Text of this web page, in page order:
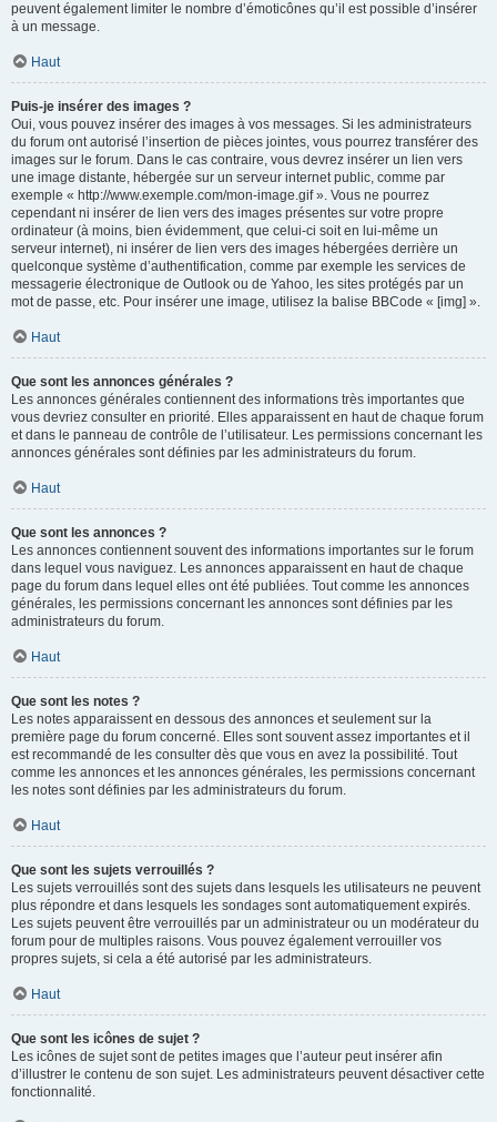
peuvent également limiter le nombre d’émoticônes qu’il est possible d’insérer
à un message.
Haut
Puis-je insérer des images ?
Oui, vous pouvez insérer des images à vos messages. Si les administrateurs
du forum ont autorisé l’insertion de pièces jointes, vous pourrez transférer des
images sur le forum. Dans le cas contraire, vous devrez insérer un lien vers
une image distante, hébergée sur un serveur internet public, comme par
exemple « http://www.exemple.com/mon-image.gif ». Vous ne pourrez
cependant ni insérer de lien vers des images présentes sur votre propre
ordinateur (à moins, bien évidemment, que celui-ci soit en lui-même un
serveur internet), ni insérer de lien vers des images hébergées derrière un
quelconque système d’authentification, comme par exemple les services de
messagerie électronique de Outlook ou de Yahoo, les sites protégés par un
mot de passe, etc. Pour insérer une image, utilisez la balise BBCode « [img] ».
Haut
Que sont les annonces générales ?
Les annonces générales contiennent des informations très importantes que
vous devriez consulter en priorité. Elles apparaissent en haut de chaque forum
et dans le panneau de contrôle de l’utilisateur. Les permissions concernant les
annonces générales sont définies par les administrateurs du forum.
Haut
Que sont les annonces ?
Les annonces contiennent souvent des informations importantes sur le forum
dans lequel vous naviguez. Les annonces apparaissent en haut de chaque
page du forum dans lequel elles ont été publiées. Tout comme les annonces
générales, les permissions concernant les annonces sont définies par les
administrateurs du forum.
Haut
Que sont les notes ?
Les notes apparaissent en dessous des annonces et seulement sur la
première page du forum concerné. Elles sont souvent assez importantes et il
est recommandé de les consulter dès que vous en avez la possibilité. Tout
comme les annonces et les annonces générales, les permissions concernant
les notes sont définies par les administrateurs du forum.
Haut
Que sont les sujets verrouillés ?
Les sujets verrouillés sont des sujets dans lesquels les utilisateurs ne peuvent
plus répondre et dans lesquels les sondages sont automatiquement expirés.
Les sujets peuvent être verrouillés par un administrateur ou un modérateur du
forum pour de multiples raisons. Vous pouvez également verrouiller vos
propres sujets, si cela a été autorisé par les administrateurs.
Haut
Que sont les icônes de sujet ?
Les icônes de sujet sont de petites images que l’auteur peut insérer afin
d’illustrer le contenu de son sujet. Les administrateurs peuvent désactiver cette
fonctionnalité.